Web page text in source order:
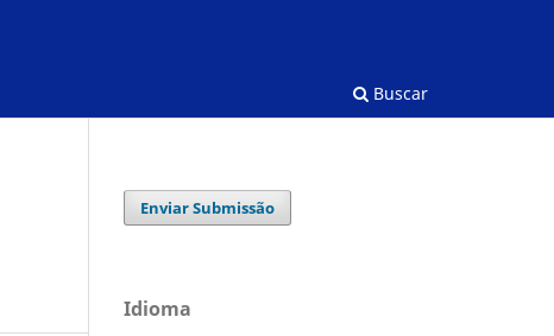
Buscar
Enviar Submissão
Idioma